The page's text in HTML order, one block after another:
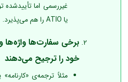
یا ATIO را هم می‌پذیرد.
برخی سفارت‌ها
خود را ترجیح می‌دهند
مثلاً ترجمه‌ی «کارنامه»